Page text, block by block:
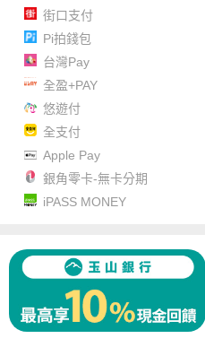
街口支付
Pi拍錢包
台灣Pay
全盈+PAY
悠遊付
全支付
Apple Pay
銀角零卡-無卡分期
iPASS MONEY